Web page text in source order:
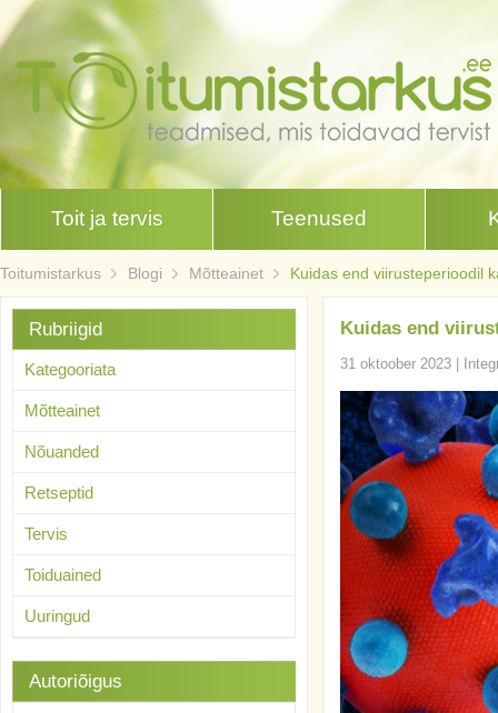
Toit ja tervis Teenused
Toitumistarkus Blogi Mõtteainet Kuidas end viirusteperioodil
Kuidas end
31 oktoober 2023
Rubriigid
Kategooriata
Mõtteainet
Nõuanded
Retseptid
Tervis
Toiduained
Uuringud
Autoriõigus